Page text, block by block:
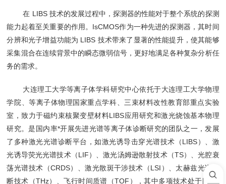
在 LIBS 技术的发展过程中，探测器的性能对于整个系统的探测
能力起着至关重要的作用。IsCMOS作为一种先进的探测器，其时间
分辨和光子增益功能为 LIBS 技术带来了显著的性能提升，使其能够
采集混合在连续背景中的瞬态微弱信号，更好地满足各种复杂分析任
务的需求。
大连理工大学等离子体学科研究中心依托于大连理工大学物理
学院、等离子体物理国家重点学科、三束材料改性教育部重点实验
室，致力于磁约束核聚变壁材料LIBS应用研究和激光烧蚀基本物理
研究。是国内率*开展先进光谱等离子体诊断研究的团队之一，发展
了多种激光光谱诊断平台，如激光诱导击穿光谱技术（LIBS）、激
光诱导荧光光谱技术（LIF）、激光汤姆逊散射技术（TS）、光腔衰
荡光谱技术（CRDS）、激光散斑干涉技术（LSI）、太赫兹光谱诊
断技术（THz）、飞行时间质谱（TOF），其中多项技术处于国内*